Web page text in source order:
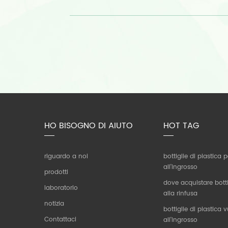
HO BISOGNO DI AIUTO
riguardo a noi
prodotti
laboratorio
notizia
Contattaci
HOT TAG
bottiglie di plastica
all'ingrosso
dove acquistare
alla rinfusa
bottiglie di plastica
all'ingrosso